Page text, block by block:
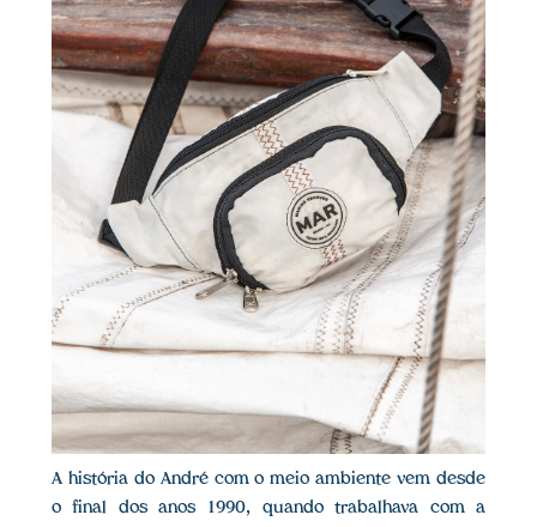
A história do André com o meio ambiente vem desde
o final dos anos 1990, quando trabalhava com a